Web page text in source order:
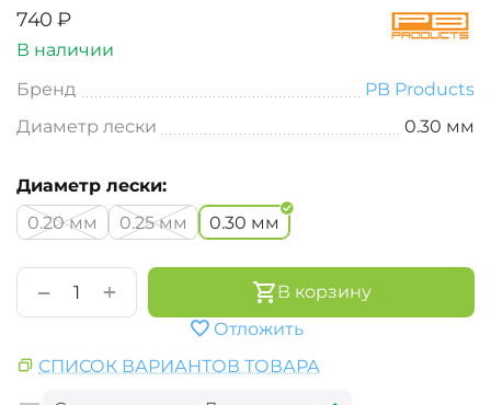
‍740‍ ₽
В наличии
Бренд
PB Products
Диаметр лески
0.30 мм
Диаметр лески:
0.20 мм
0.25 мм 0.30 мм
+
−
В корзину
Отложить
СПИСОК ВАРИАНТОВ ТОВАРА